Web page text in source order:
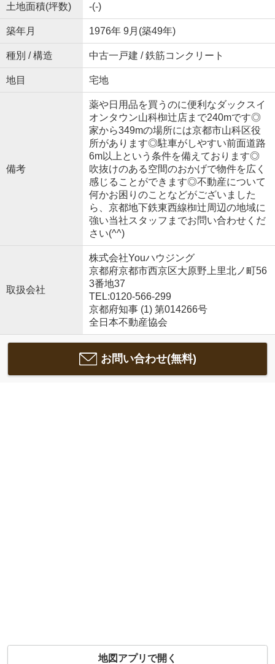
土地面積(坪数) -(-)
築年月 1976年 9月(築49年)
種別 / 構造 中古一戸建 / 鉄筋コンクリート
地目 宅地
備考
薬や日用品を買うのに便利なダックスイ
オンタウン山科椥辻店まで240mです◎
家から349mの場所には京都市山科区役
所があります◎駐車がしやすい前面道路
6m以上という条件を備えております◎
吹抜けのある空間のおかげで物件を広く
感じることができます◎不動産について
何かお困りのことなどがございました
ら、京都地下鉄東西線椥辻周辺の地域に
強い当社スタッフまでお問い合わせくだ
さい(^^)
取扱会社
株式会社Youハウジング
京都府京都市西京区大原野上里北ノ町56
3番地37
TEL:0120-566-299
京都府知事 (1) 第014266号
全日本不動産協会
お問い合わせ(無料)
地図アプリで開く